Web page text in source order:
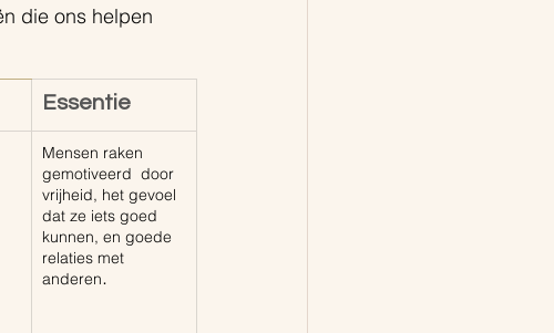
die ons helpen
Essentie
Mensen raken
gemotiveerd  door
vrijheid, het gevoel
dat ze iets goed
kunnen, en goede
relaties met
anderen.